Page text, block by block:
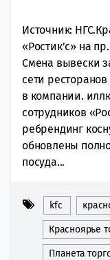
Источник:
«Ростик’с» на
Смена вывески
сети
в компании.
сотрудников
ребрендинг
обновлены
посуда...
kfc
Красноярье
Планета